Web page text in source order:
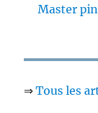
Master
⇒Tous les